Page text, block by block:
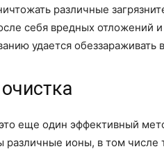
различные
себя вредных отложений
удается обеззараживать
еще один эффективный
различные ионы, в том